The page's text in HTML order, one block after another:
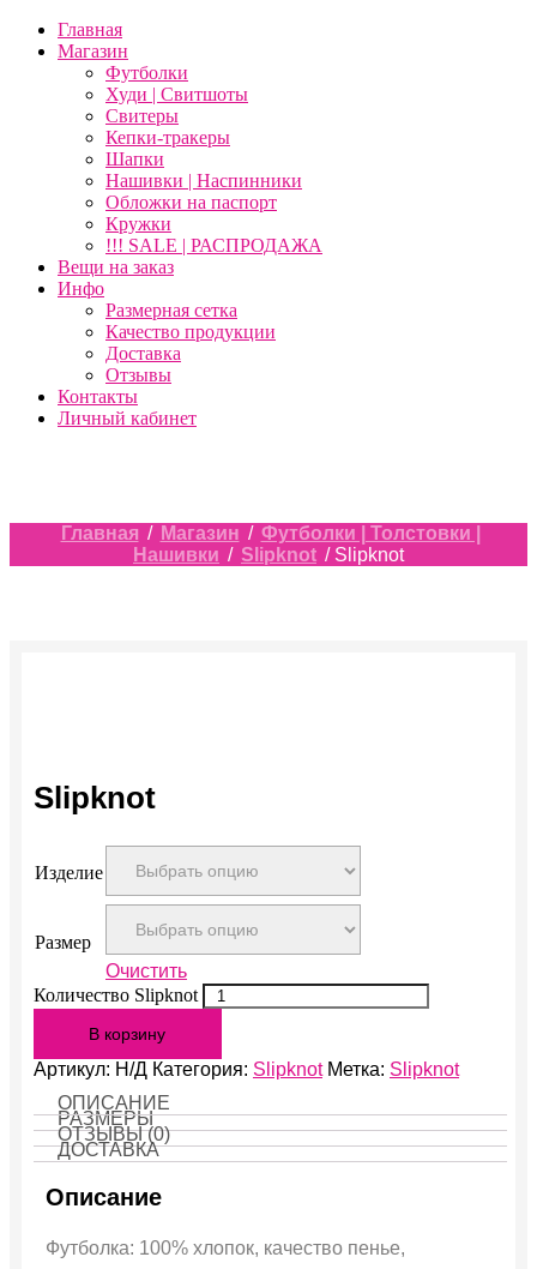
Главная
Магазин
Футболки
Худи | Свитшоты
Свитеры
Кепки-тракеры
Шапки
Нашивки | Наспинники
Обложки на паспорт
Кружки
!!! SALE | РАСПРОДАЖА
Вещи на заказ
Инфо
Размерная сетка
Качество продукции
Доставка
Отзывы
Контакты
Личный кабинет
Главная / Магазин / Футболки | Толстовки |
Нашивки / Slipknot / Slipknot
Slipknot
Изделие
Размер
Очистить
Количество Slipknot
В корзину
Артикул: Н/Д Категория: Slipknot Метка: Slipknot
ОПИСАНИЕ
РАЗМЕРЫ
ОТЗЫВЫ (0)
ДОСТАВКА
Описание
Футболка: 100% хлопок, качество пенье,